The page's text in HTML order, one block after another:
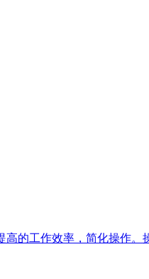
的工作效率，简化操作